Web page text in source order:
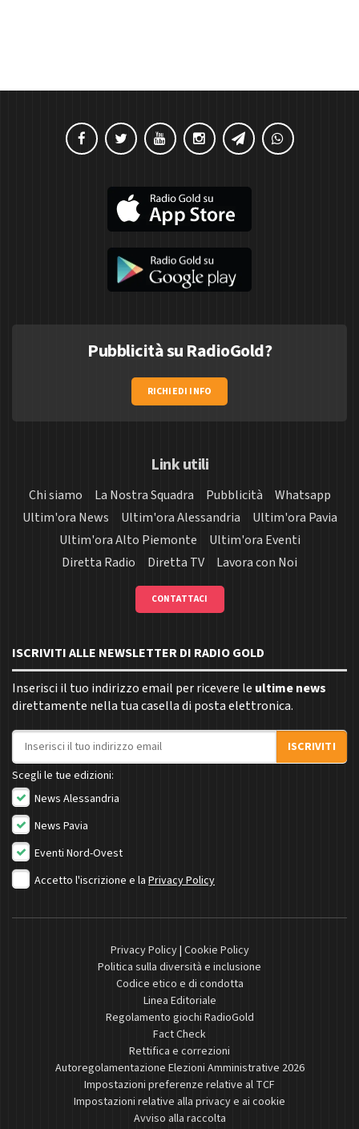
Pubblicità su RadioGold?
RICHIEDI INFO
Link utili
Chi siamo La Nostra Squadra Pubblicità
Whatsapp
Ultim'ora News
Ultim'ora Alessandria
Ultim'ora Pavia
Ultim'ora Alto Piemonte
Ultim'ora Eventi
Diretta Radio
Diretta TV Lavora con Noi
CONTATTACI
ISCRIVITI ALLE NEWSLETTER DI RADIO GOLD
Inserisci il tuo indirizzo email per ricevere le ultime news
direttamente nella tua casella di posta elettronica.
Indirizzo email
ISCRIVITI
Scegli le tue edizioni:
News Alessandria
News Pavia
Eventi Nord-Ovest
Accetto l'iscrizione e la Privacy Policy
Privacy Policy| Cookie Policy
Politica sulla diversità e inclusione
Codice etico e di condotta
Linea Editoriale
Regolamento giochi RadioGold
Fact Check
Rettifica e correzioni
Autoregolamentazione Elezioni Amministrative 2026
Impostazioni preferenze relative al TCF
Impostazioni relative alla privacy e ai cookie
Avviso alla raccolta